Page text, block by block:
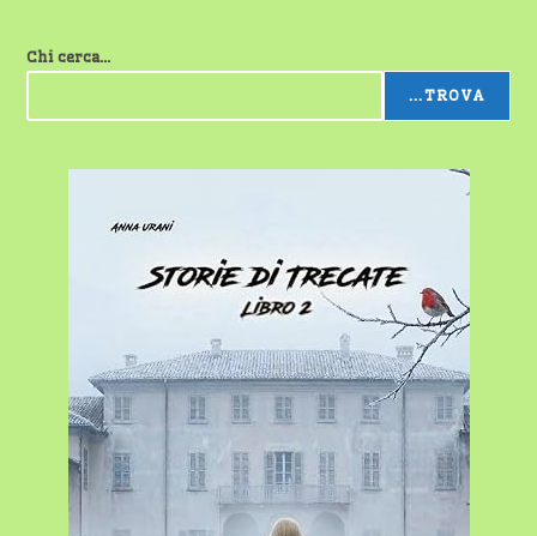
Chi cerca...
...TROVA